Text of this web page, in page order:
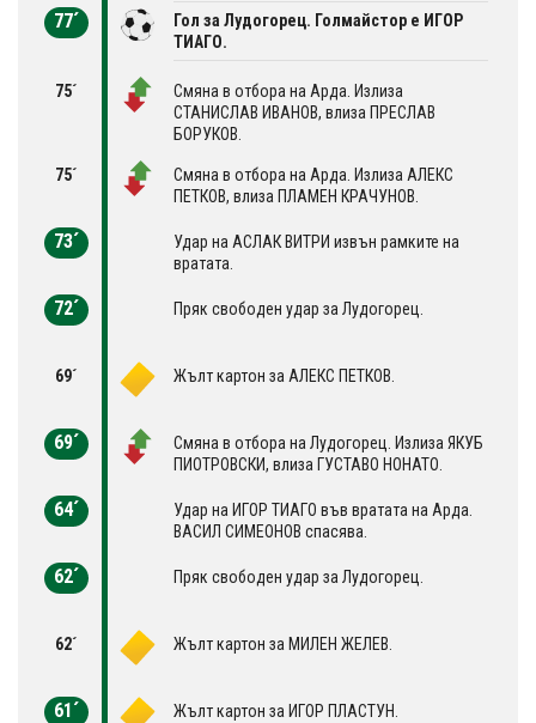
77´
Гол за Лудогорец. Голмайстор е ИГОР
ТИАГО.
75´
Смяна в отбора на Арда. Излиза
СТАНИСЛАВ ИВАНОВ, влиза ПРЕСЛАВ
БОРУКОВ.
75´
Смяна в отбора на Арда. Излиза АЛЕКС
ПЕТКОВ, влиза ПЛАМЕН КРАЧУНОВ.
73´
Удар на АСЛАК ВИТРИ извън рамките на
вратата.
72´ Пряк свободен удар за Лудогорец.
69´ Жълт картон за АЛЕКС ПЕТКОВ.
69´
Смяна в отбора на Лудогорец. Излиза ЯКУБ
ПИОТРОВСКИ, влиза ГУСТАВО НОНАТО.
64´
Удар на ИГОР ТИАГО във вратата на Арда.
ВАСИЛ СИМЕОНОВ спасява.
62´ Пряк свободен удар за Лудогорец.
62´ Жълт картон за МИЛЕН ЖЕЛЕВ.
61´ Жълт картон за ИГОР ПЛАСТУН.